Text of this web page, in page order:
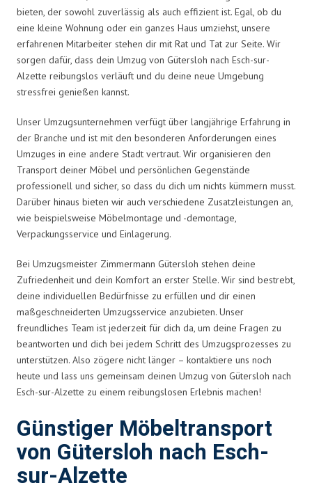
bieten, der sowohl zuverlässig als auch effizient ist. Egal, ob du
eine kleine Wohnung oder ein ganzes Haus umziehst, unsere
erfahrenen Mitarbeiter stehen dir mit Rat und Tat zur Seite. Wir
sorgen dafür, dass dein Umzug von Gütersloh nach Esch-sur-
Alzette reibungslos verläuft und du deine neue Umgebung
stressfrei genießen kannst.
Unser Umzugsunternehmen verfügt über langjährige Erfahrung in
der Branche und ist mit den besonderen Anforderungen eines
Umzuges in eine andere Stadt vertraut. Wir organisieren den
Transport deiner Möbel und persönlichen Gegenstände
professionell und sicher, so dass du dich um nichts kümmern musst.
Darüber hinaus bieten wir auch verschiedene Zusatzleistungen an,
wie beispielsweise Möbelmontage und -demontage,
Verpackungsservice und Einlagerung.
Bei Umzugsmeister Zimmermann Gütersloh stehen deine
Zufriedenheit und dein Komfort an erster Stelle. Wir sind bestrebt,
deine individuellen Bedürfnisse zu erfüllen und dir einen
maßgeschneiderten Umzugsservice anzubieten. Unser
freundliches Team ist jederzeit für dich da, um deine Fragen zu
beantworten und dich bei jedem Schritt des Umzugsprozesses zu
unterstützen. Also zögere nicht länger – kontaktiere uns noch
heute und lass uns gemeinsam deinen Umzug von Gütersloh nach
Esch-sur-Alzette zu einem reibungslosen Erlebnis machen!
Günstiger Möbeltransport
von Gütersloh nach Esch-
sur-Alzette